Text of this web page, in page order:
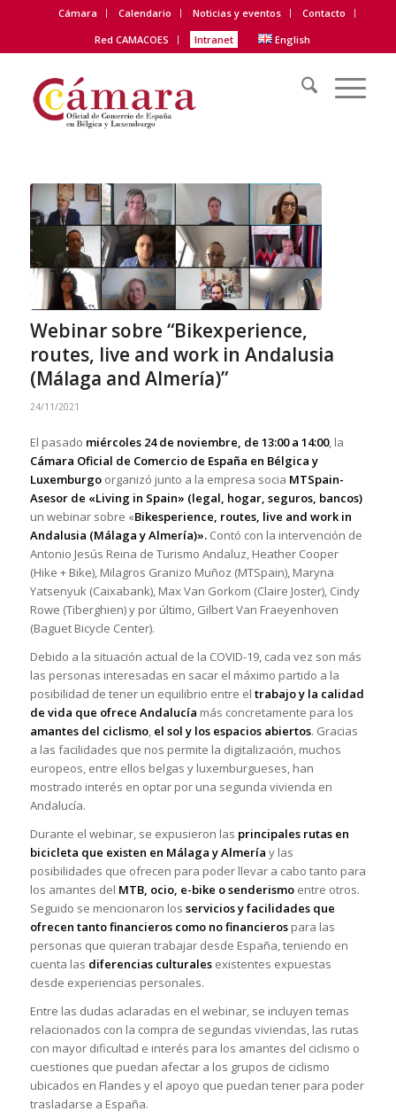
Cámara Calendario Noticias y eventos
Contacto
Red CAMACOES
Intranet English
Webinar sobre “Bikexperience,
routes, live and work in Andalusia
(Málaga and Almería)”
24/11/2021
El pasado miércoles 24 de noviembre, de 13:00 a 14:00, la
Cámara Oficial de Comercio de España en Bélgica y
Luxemburgoorganizó junto a la empresa socia MTSpain-
Asesor de «Living in Spain» (legal, hogar, seguros, bancos)
un webinar sobre «Bikesperience, routes, live and work in
Andalusia (Málaga y Almería)». Contó con la intervención de
Antonio Jesús Reina de Turismo Andaluz, Heather Cooper
(Hike + Bike), Milagros Granizo Muñoz (MTSpain), Maryna
Yatsenyuk (Caixabank), Max Van Gorkom (Claire Joster), Cindy
Rowe (Tiberghien) y por último, Gilbert Van Fraeyenhoven
(Baguet Bicycle Center).
Debido a la situación actual de la COVID-19, cada vez son más
las personas interesadas en sacar el máximo partido a la
posibilidad de tener un equilibrio entre el trabajo y la calidad
de vida que ofrece Andalucía más concretamente para los
amantes del ciclismo, el sol y los espacios abiertos. Gracias
a las facilidades que nos permite la digitalización, muchos
europeos, entre ellos belgas y luxemburgueses, han
mostrado interés en optar por una segunda vivienda en
Andalucía.
Durante el webinar, se expusieron las principales rutas en
bicicleta que existen en Málaga y Almería y las
posibilidades que ofrecen para poder llevar a cabo tanto para
los amantes del MTB, ocio, e-bike o senderismoentre otros.
Seguido se mencionaron los servicios y facilidades que
ofrecen tanto financieros como no financierospara las
personas que quieran trabajar desde España, teniendo en
cuenta las diferencias culturalesexistentes expuestas
desde experiencias personales.
Entre las dudas aclaradas en el webinar, se incluyen temas
relacionados con la compra de segundas viviendas, las rutas
con mayor dificultad e interés para los amantes del ciclismo o
cuestiones que puedan afectar a los grupos de ciclismo
ubicados en Flandes y el apoyo que puedan tener para poder
trasladarse a España.